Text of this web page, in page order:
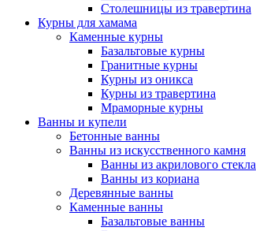
Столешницы из травертина
Курны для хамама
Каменные курны
Базальтовые курны
Гранитные курны
Курны из оникса
Курны из травертина
Мраморные курны
Ванны и купели
Бетонные ванны
Ванны из искусственного камня
Ванны из акрилового стекла
Ванны из кориана
Деревянные ванны
Каменные ванны
Базальтовые ванны